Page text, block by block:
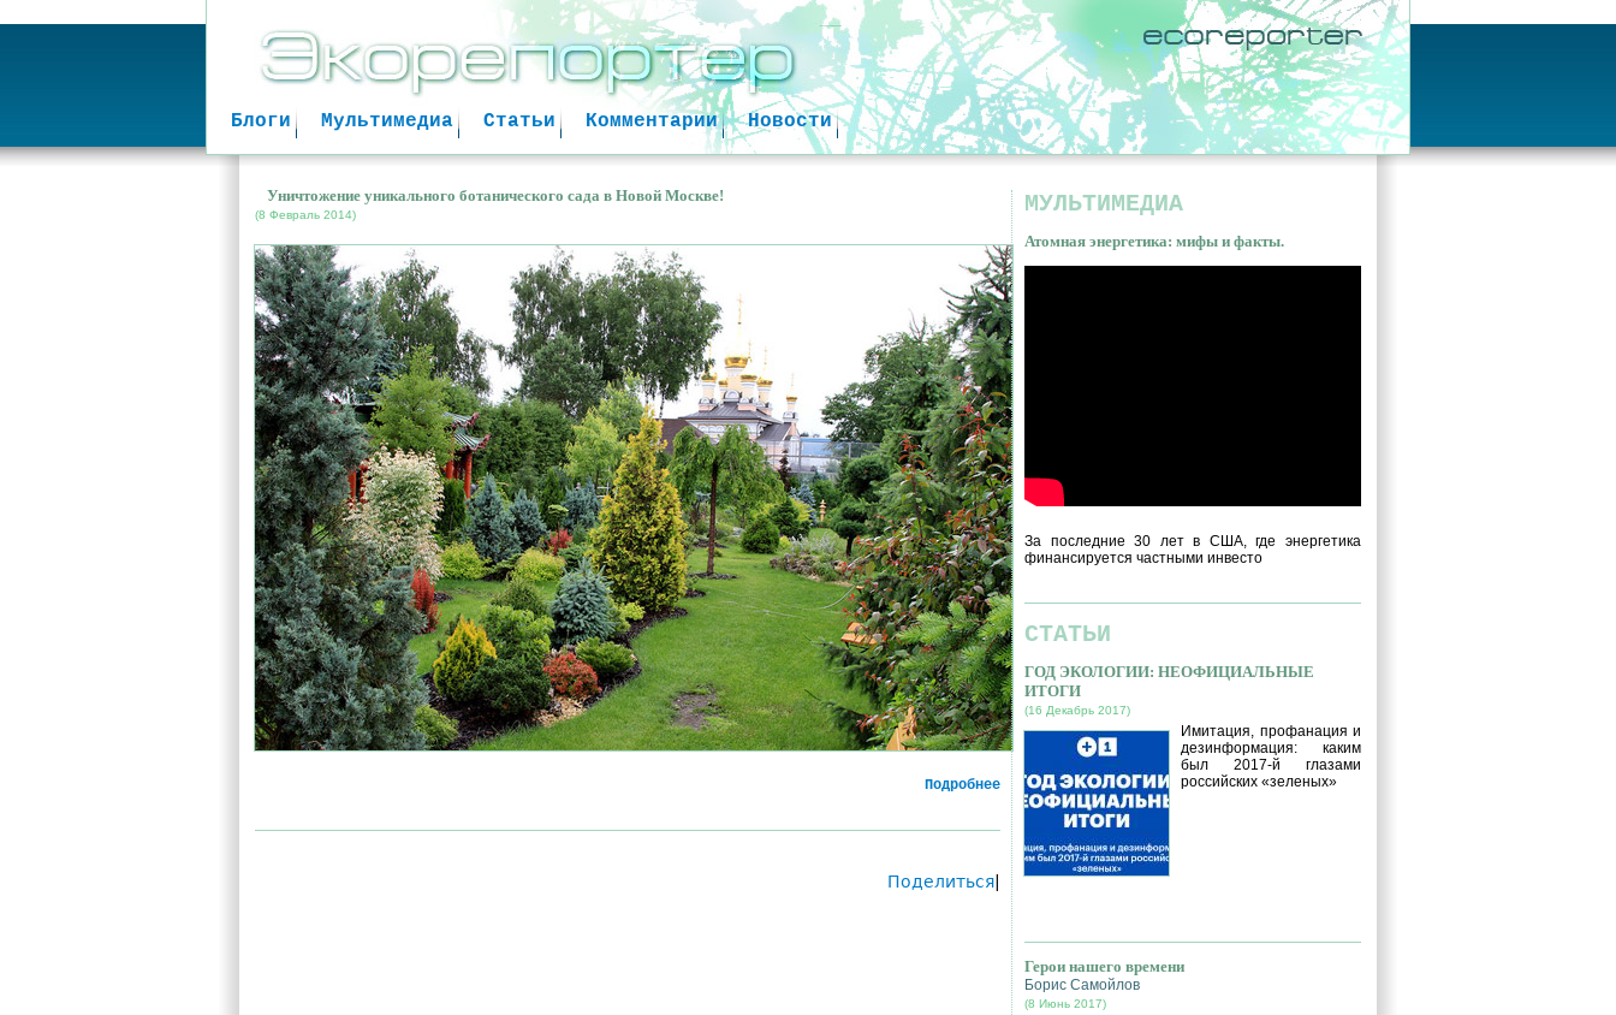
Jump to navigation
Новости
Комментарии
Статьи
Мультимедиа
Блоги
Уничтожение уникального ботанического сада в Новой Москве!
(8 Февраль 2014)
Подробнее
Поделиться
МУЛЬТИМЕДИА
Атомная энергетика: мифы и факты.
За последние 30 лет в США, где энергетика
финансируется частными инвесто
СТАТЬИ
ГОД ЭКОЛОГИИ: НЕОФИЦИАЛЬНЫЕ
ИТОГИ
(16 Декабрь 2017)
Имитация, профанация и
дезинформация: каким
был 2017-й глазами
российских «зеленых»
Герои нашего времени
Борис Самойлов
(8 Июнь 2017)